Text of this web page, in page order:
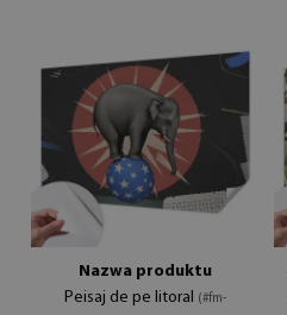
Nazwa produktu
Peisaj de pe litoral (#fm-